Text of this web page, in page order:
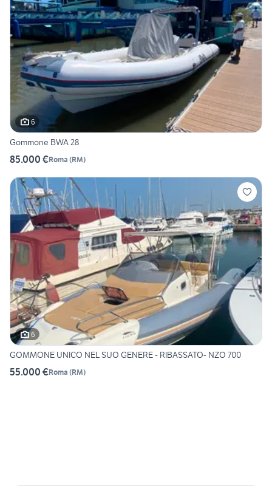
6
Gommone BWA 28
85.000 €Roma (RM)
6
GOMMONE UNICO NEL SUO GENERE - RIBASSATO- NZO 700
55.000 €Roma (RM)